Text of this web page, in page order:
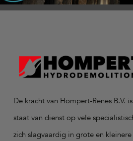
De kracht van Hompert-Renes B.V.
staat van dienst op vele
zich slagvaardig in grote en